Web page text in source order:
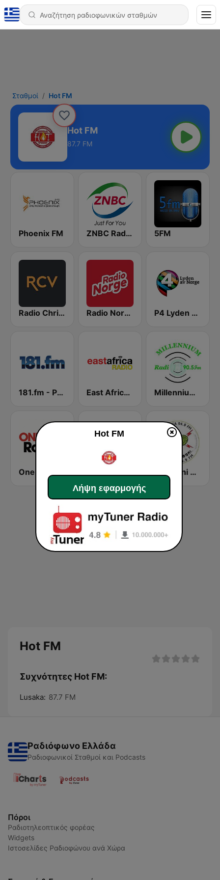
Σταθμοί Hot FM
Hot FM
87.7 FM
Phoenix FM ZNBC Radio 2 5FM
Radio Christian Voice Radio Norge P4 Lyden av Norge
181.fm - Power 181 (Top 40) East Africa Radio Millennium Radio
Komboni Radio
Hot FM
Συχνότητες Hot FM:
Lusaka: 87.7 FM
Ραδιόφωνο Ελλάδα
Ραδιοφωνικοί Σταθμοί και Podcasts
Πόροι
Ραδιοτηλεοπτικός φορέας
Widgets
Ιστοσελίδες Ραδιοφώνου ανά Χώρα
Hot FM
Λήψη εφαρμογής